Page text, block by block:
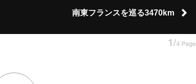
南東フランスを巡る3470km
1/4 Page